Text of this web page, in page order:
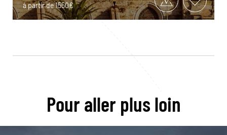
à partir de 1550€
Pour aller plus loin